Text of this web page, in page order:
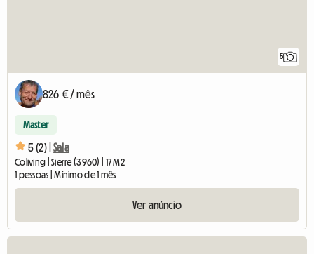
5
826 € / mês
Master
5 (2) | Sala
Coliving | Sierre (3960) | 17 M2
1 pessoas | Mínimo de 1 mês
Ver anúncio